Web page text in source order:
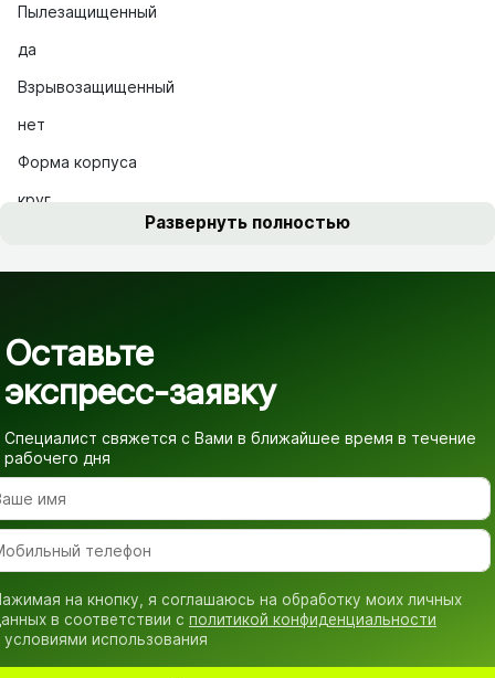
Пылезащищенный
да
Взрывозащищенный
нет
Форма корпуса
круг
Развернуть полностью
Оставьте
экспресс-заявку
Специалист свяжется с Вами в ближайшее время в течение
рабочего дня
на кнопку, я соглашаюсь на обработку моих личных
в соответствии с политикой конфиденциальности
условиями использования